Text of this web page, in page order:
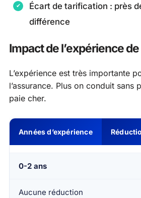
Écart de tarification : près
différence
Impact de l’expérience
L’expérience est très importante
l’assurance. Plus on conduit sans
paie cher.
Années d’expérience
0-2 ans
Aucune réduction